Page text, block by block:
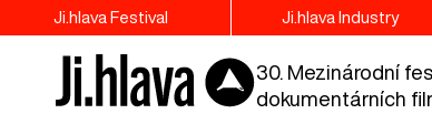
Ji.hlava Festival Ji.hlava Industry
30. Mezinárodní
dokumentárních